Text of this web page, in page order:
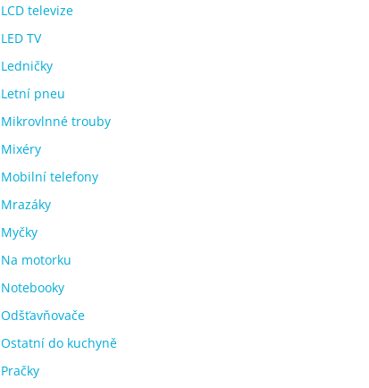
LCD televize
LED TV
Ledničky
Letní pneu
Mikrovlnné trouby
Mixéry
Mobilní telefony
Mrazáky
Myčky
Na motorku
Notebooky
Odšťavňovače
Ostatní do kuchyně
Pračky